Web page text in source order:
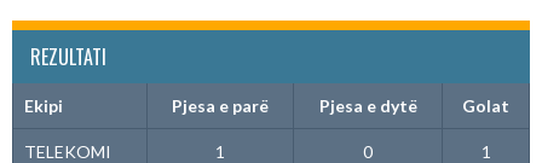
REZULTATI
Ekipi Pjesa e parë Pjesa e dytë Golat
TELEKOMI 1 0 1